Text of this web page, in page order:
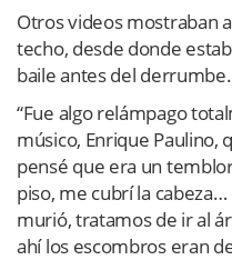
Otros videos mostraban
techo, desde donde
baile antes del derrumbe.
“Fue algo relámpago
músico, Enrique Paulino,
pensé que era un
piso, me cubrí la
murió, tratamos de ir al
ahí los escombros eran